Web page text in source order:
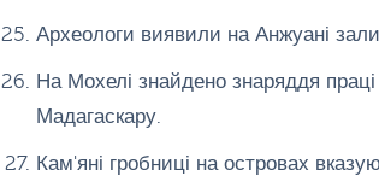
Археологи виявили на Анжуані
На Мохелі знайдено знаряддя
Мадагаскару.
Кам'яні гробниці на островах